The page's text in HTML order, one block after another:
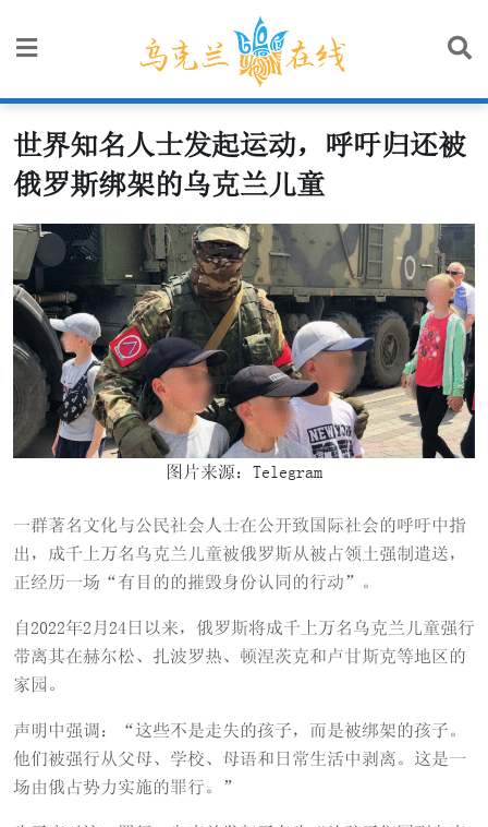
世界知名人士发起运动，呼吁归还被
俄罗斯绑架的乌克兰儿童
图片来源：Telegram
一群著名文化与公民社会人士在公开致国际社会的呼吁中指
出，成千上万名乌克兰儿童被俄罗斯从被占领土强制遣送，
正经历一场“有目的的摧毁身份认同的行动”。
自2022年2月24日以来，俄罗斯将成千上万名乌克兰儿童强行
带离其在赫尔松、扎波罗热、顿涅茨克和卢甘斯克等地区的
家园。
声明中强调：“这些不是走失的孩子，而是被绑架的孩子。
他们被强行从父母、学校、母语和日常生活中剥离。这是一
场由俄占势力实施的罪行。”